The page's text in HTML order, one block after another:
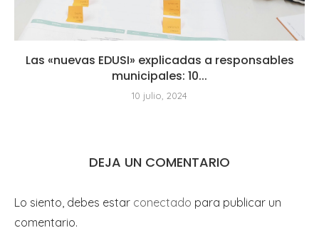
Las «nuevas EDUSI» explicadas a responsables
municipales: 10...
10 julio, 2024
DEJA UN COMENTARIO
Lo siento, debes estar conectado para publicar un
comentario.